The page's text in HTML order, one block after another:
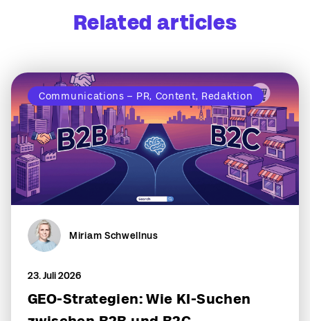
Related articles
Communications – PR, Content, Redaktion
Miriam Schwellnus
23. Juli 2026
GEO-Strategien: Wie KI-Suchen